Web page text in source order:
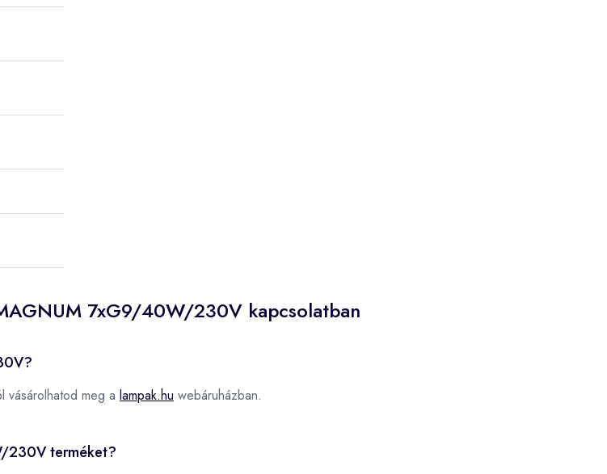
7xG9/40W/230V kapcsolatban
meg a lampak.hu webáruházban.
230V terméket?